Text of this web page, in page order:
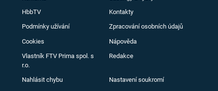
HbbTV Kontakty
Podmínky užívání Zpracování osobních údajů
Cookies Nápověda
Vlastník FTV Prima spol. s
r.o.
Redakce
Nahlásit chybu Nastavení soukromí